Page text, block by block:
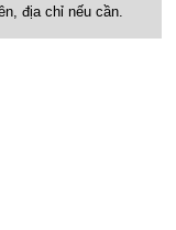
địa chỉ nếu cần.